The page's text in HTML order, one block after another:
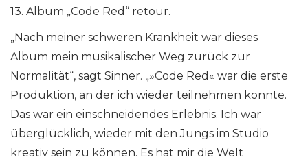
13. Album „Code Red“ retour.
„Nach meiner schweren Krankheit war dieses
Album mein musikalischer Weg zurück zur
Normalität“, sagt Sinner. „»Code Red« war die erste
Produktion, an der ich wieder teilnehmen konnte.
Das war ein einschneidendes Erlebnis. Ich war
überglücklich, wieder mit den Jungs im Studio
kreativ sein zu können. Es hat mir die Welt